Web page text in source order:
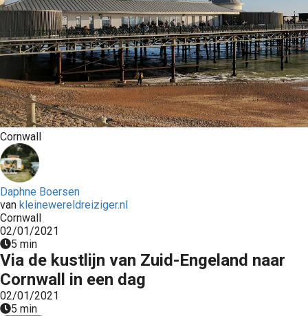
Cornwall
Daphne Boersen
van kleinewereldreiziger.nl
Cornwall
02/01/2021
5 min
Via de kustlijn van Zuid-Engeland naar
Cornwall in een dag
02/01/2021
5 min